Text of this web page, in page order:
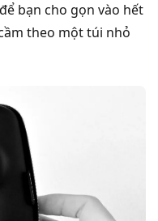
bạn cho gọn vào hết
theo một túi nhỏ